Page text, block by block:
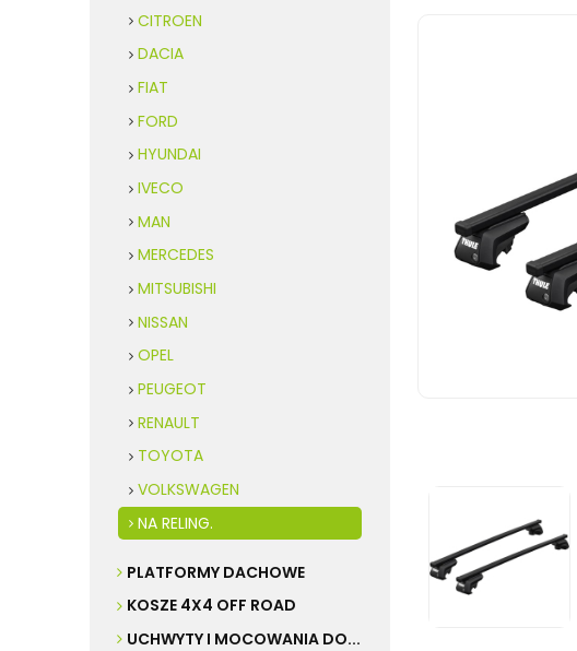
CITROEN
DACIA
FIAT
FORD
HYUNDAI
IVECO
MAN
MERCEDES
MITSUBISHI
NISSAN
OPEL
PEUGEOT
RENAULT
TOYOTA
VOLKSWAGEN
NA RELING.
PLATFORMY DACHOWE
KOSZE 4X4 OFF ROAD
UCHWYTY I MOCOWANIA DO...